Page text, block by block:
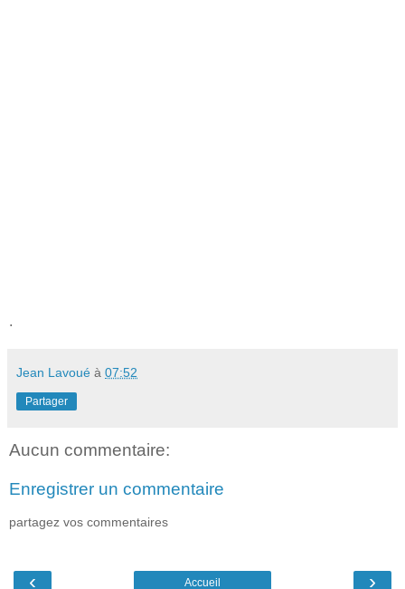
.
Jean Lavoué à 07:52
Partager
Aucun commentaire:
Enregistrer un commentaire
partagez vos commentaires
‹ ›
Accueil